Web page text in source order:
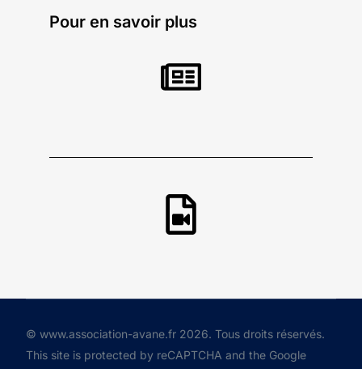
Pour en savoir plus
© www.association-avane.fr 2026. Tous droits réservés.
This site is protected by reCAPTCHA and the Google